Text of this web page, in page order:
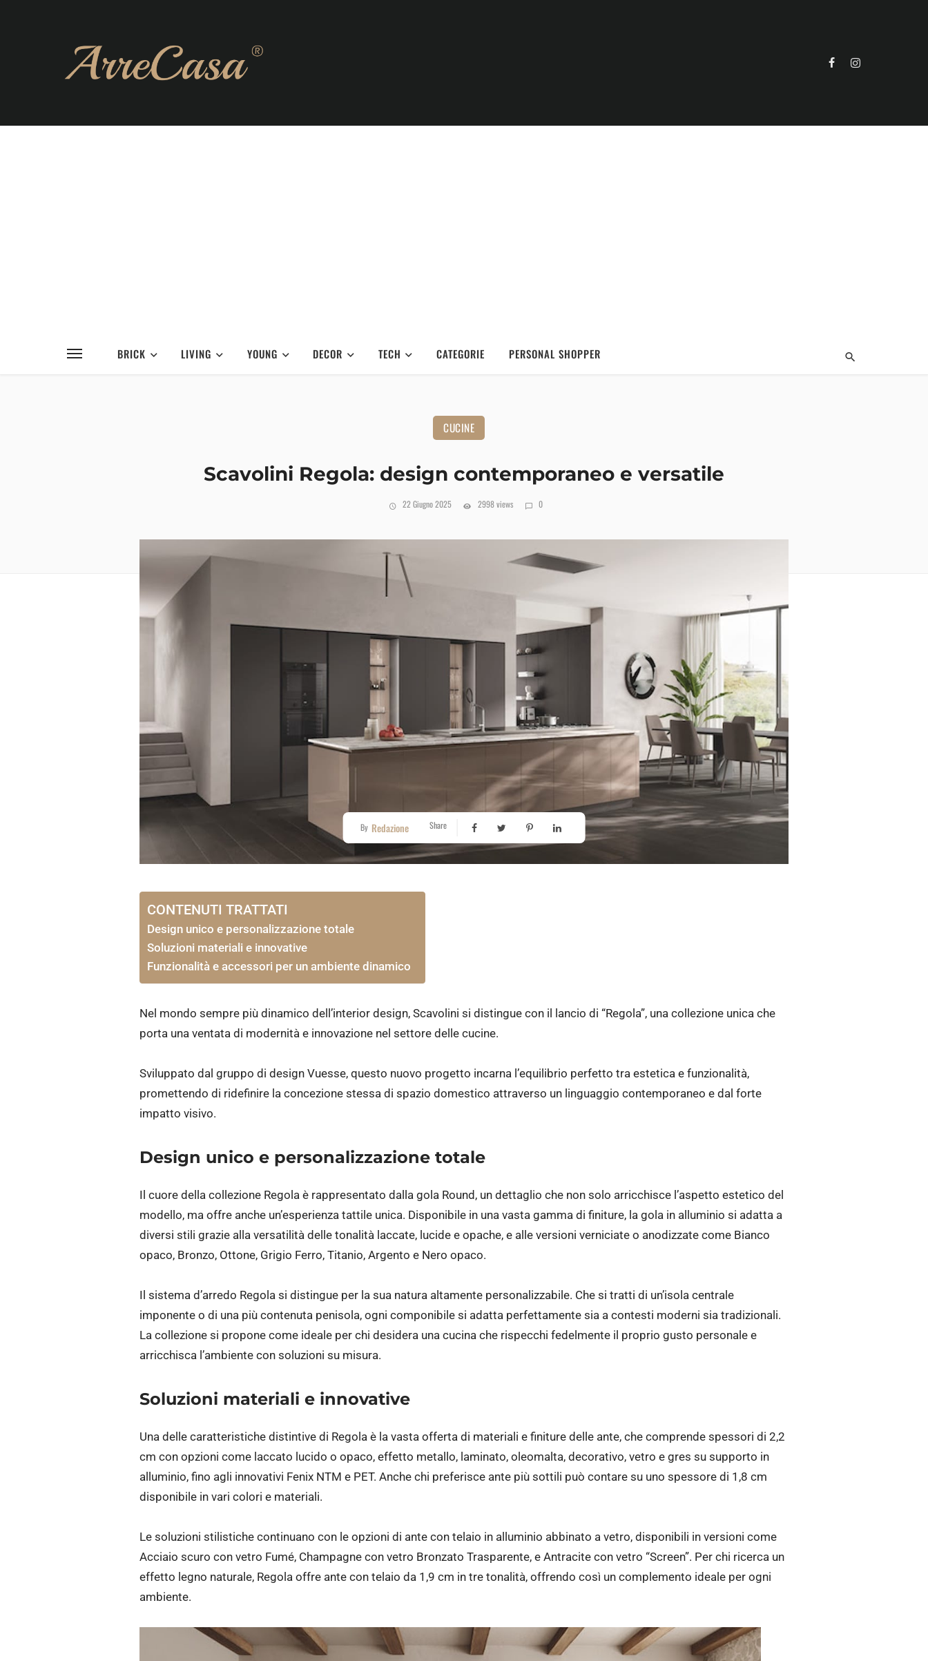
BRICK LIVING YOUNG DECOR TECH CATEGORIE PERSONAL SHOPPER
CUCINE
Scavolini Regola: design contemporaneo e versatile
22 Giugno 2025 2998 views 0
By Redazione Share
CONTENUTI TRATTATI
Design unico e personalizzazione totale
Soluzioni materiali e innovative
Funzionalità e accessori per un ambiente dinamico
Nel mondo sempre più dinamico dell’interior design, Scavolini si distingue con il lancio di “Regola”, una collezione unica che
porta una ventata di modernità e innovazione nel settore delle cucine.
Sviluppato dal gruppo di design Vuesse, questo nuovo progetto incarna l’equilibrio perfetto tra estetica e funzionalità,
promettendo di ridefinire la concezione stessa di spazio domestico attraverso un linguaggio contemporaneo e dal forte
impatto visivo.
Design unico e personalizzazione totale
Il cuore della collezione Regola è rappresentato dalla gola Round, un dettaglio che non solo arricchisce l’aspetto estetico del
modello, ma offre anche un’esperienza tattile unica. Disponibile in una vasta gamma di finiture, la gola in alluminio si adatta a
diversi stili grazie alla versatilità delle tonalità laccate, lucide e opache, e alle versioni verniciate o anodizzate come Bianco
opaco, Bronzo, Ottone, Grigio Ferro, Titanio, Argento e Nero opaco.
Il sistema d’arredo Regola si distingue per la sua natura altamente personalizzabile. Che si tratti di un’isola centrale
imponente o di una più contenuta penisola, ogni componibile si adatta perfettamente sia a contesti moderni sia tradizionali.
La collezione si propone come ideale per chi desidera una cucina che rispecchi fedelmente il proprio gusto personale e
arricchisca l’ambiente con soluzioni su misura.
Soluzioni materiali e innovative
Una delle caratteristiche distintive di Regola è la vasta offerta di materiali e finiture delle ante, che comprende spessori di 2,2
cm con opzioni come laccato lucido o opaco, effetto metallo, laminato, oleomalta, decorativo, vetro e gres su supporto in
alluminio, fino agli innovativi Fenix NTM e PET. Anche chi preferisce ante più sottili può contare su uno spessore di 1,8 cm
disponibile in vari colori e materiali.
Le soluzioni stilistiche continuano con le opzioni di ante con telaio in alluminio abbinato a vetro, disponibili in versioni come
Acciaio scuro con vetro Fumé, Champagne con vetro Bronzato Trasparente, e Antracite con vetro “Screen”. Per chi ricerca un
effetto legno naturale, Regola offre ante con telaio da 1,9 cm in tre tonalità, offrendo così un complemento ideale per ogni
ambiente.